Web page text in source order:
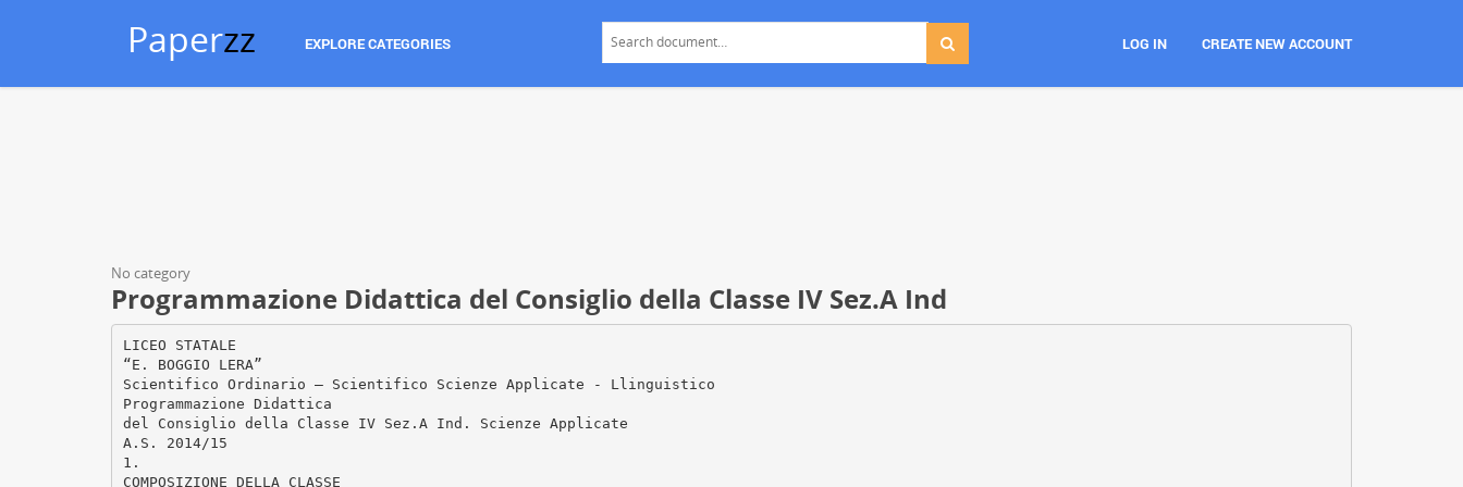
Paperzz EXPLORE CATEGORIES LOG IN CREATE NEW ACCOUNT
No category
Programmazione Didattica del Consiglio della Classe IV Sez.A Ind
LICEO STATALE
“E. BOGGIO LERA”
Scientifico Ordinario – Scientifico Scienze Applicate - Llinguistico
Programmazione Didattica
del Consiglio della Classe IV Sez.A Ind. Scienze Applicate
A.S. 2014/15
1.
COMPOSIZIONE DELLA CLASSE